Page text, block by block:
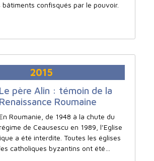
bâtiments confisqués par le pouvoir.
2015
Le père Alin : témoin de la
Renaissance Roumaine
Roumanie, de 1948 à la chute du
de Ceausescu en 1989, l’Eglise
a été interdite. Toutes les églises
catholiques byzantins ont été…